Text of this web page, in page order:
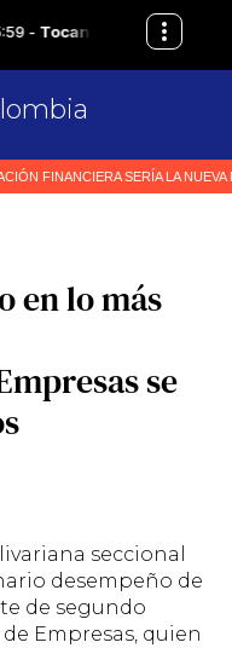
en lo más
se
seccional
desempeño de
de segundo
Empresas, quien